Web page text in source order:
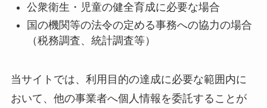
公衆衛生・児童の健全育成に必要な場合
国の機関等の法令の定める事務への協力の場合
（税務調査、統計調査等）
当サイトでは、利用目的の達成に必要な範囲内に
おいて、他の事業者へ個人情報を委託することが